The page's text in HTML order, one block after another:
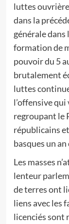
luttes
dans la
générale
formation de
pouvoir du 5
brutalement
luttes
l’offensive
regroupant le
républicains
basques un
Les masses
lenteur
de terres ont
liens avec les
licenciés sont